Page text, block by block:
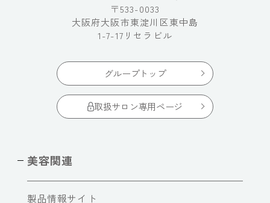
〒533-0033
大阪府大阪市東淀川区東中島
1-7-17リセラビル
グループトップ
取扱サロン専用ページ
美容関連
製品情報サイト